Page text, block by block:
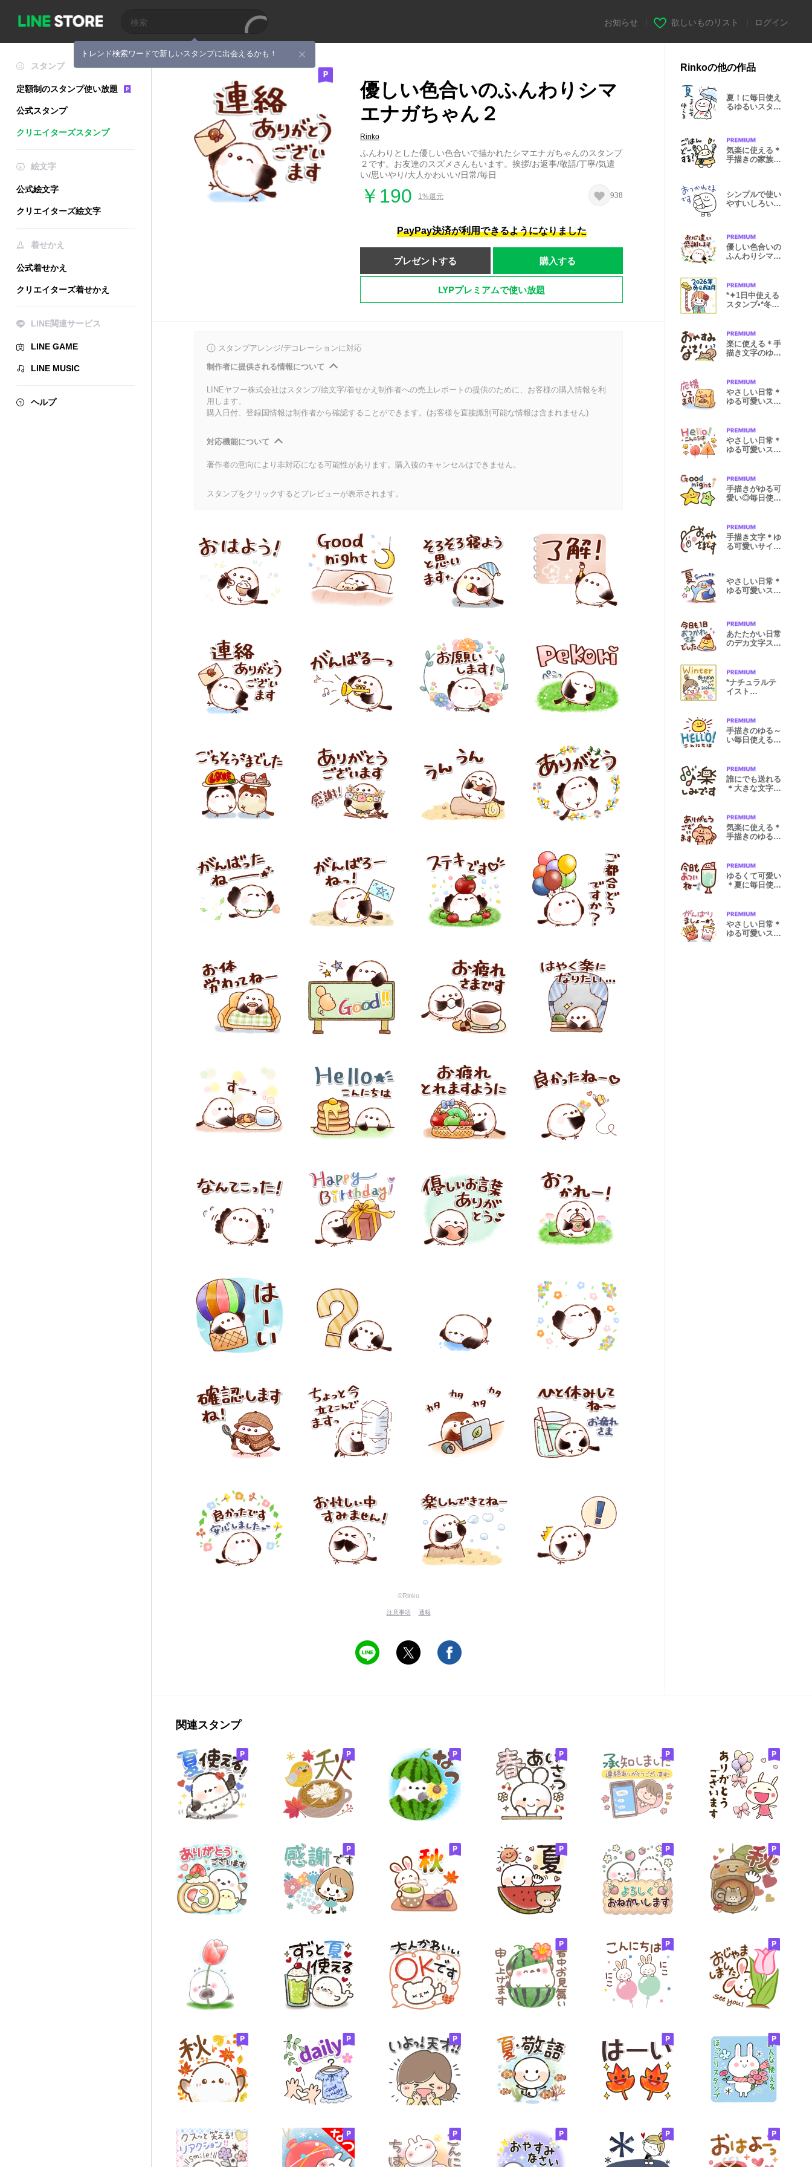
トレンド検索ワードで新しいスタンプに出会えるかも！
お知らせ 欲しいものリスト ログイン
スタンプ
定額制のスタンプ使い放題
公式スタンプ
クリエイターズスタンプ
絵文字
公式絵文字
クリエイターズ絵文字
着せかえ
公式着せかえ
クリエイターズ着せかえ
LINE関連サービス
LINE GAME
LINE MUSIC
ヘルプ
優しい色合いのふんわりシマ
エナガちゃん２
Rinko
ふんわりとした優しい色合いで描かれたシマエナガちゃんのスタンプ
２です。お友達のスズメさんもいます。挨拶/お返事/敬語/丁寧/気遣
い/思いやり/大人かわいい/日常/毎日
￥190 1%還元 938
PayPay決済が利用できるようになりました
プレゼントする 購入する
LYPプレミアムで使い放題
スタンプアレンジ/デコレーションに対応
制作者に提供される情報について
LINEヤフー株式会社はスタンプ/絵文字/着せかえ制作者への売上レポートの提供のために、お客様の購入情報を利
用します。
購入日付、登録国情報は制作者から確認することができます。(お客様を直接識別可能な情報は含まれません)
対応機能について
著作者の意向により非対応になる可能性があります。購入後のキャンセルはできません。
スタンプをクリックするとプレビューが表示されます。
©Rinko
注意事項 通報
Rinkoの他の作品
夏！に毎日使え
るゆるいスタン
気楽に使える＊
手描きの家族連
シンプルで使い
やすいしろいや
優しい色合いの
ふんわりシマエ
*✦1日中使える
スタンプ•*冬&
楽に使える＊手
描き文字のゆる
やさしい日常＊
ゆる可愛いスタ
やさしい日常＊
ゆる可愛いスタ
手描きがゆる可
愛い◎毎日使え
手描き文字＊ゆ
る可愛いサイン
やさしい日常＊
ゆる可愛いスタ
あたたかい日常
のデカ文字スタ
*ナチュラルテ
イスト
手描きのゆる～
い毎日使えるス
誰にでも送れる
＊大きな文字の
気楽に使える＊
手描きのゆるい
ゆるくて可愛い
＊夏に毎日使え
やさしい日常＊
ゆる可愛いスタ
関連スタンプ